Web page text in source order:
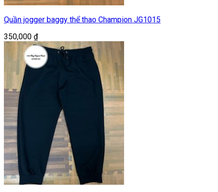
Quần jogger baggy thể thao Champion JG1015
350,000 ₫